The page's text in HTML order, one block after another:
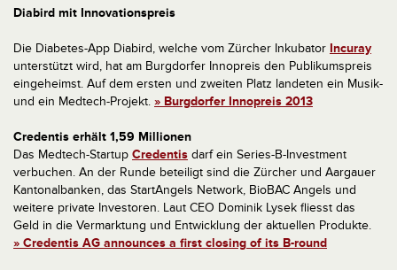
Diabird mit Innovationspreis
Die Diabetes-App Diabird, welche vom Zürcher Inkubator Incuray
unterstützt wird, hat am Burgdorfer Innopreis den Publikumspreis
eingeheimst. Auf dem ersten und zweiten Platz landeten ein Musik-
und ein Medtech-Projekt. » Burgdorfer Innopreis 2013
Credentis erhält 1,59 Millionen
Das Medtech-Startup Credentis darf ein Series-B-Investment
verbuchen. An der Runde beteiligt sind die Zürcher und Aargauer
Kantonalbanken, das StartAngels Network, BioBAC Angels und
weitere private Investoren. Laut CEO Dominik Lysek fliesst das
Geld in die Vermarktung und Entwicklung der aktuellen Produkte.
» Credentis AG announces a first closing of its B-round